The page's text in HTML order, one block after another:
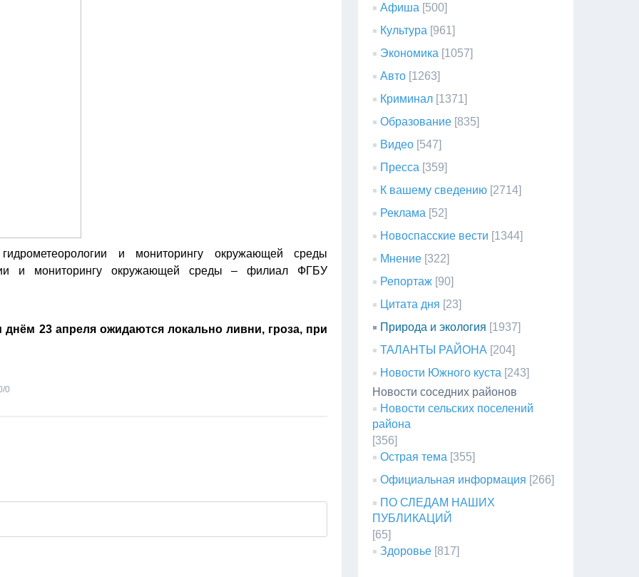
и мониторингу окружающей среды
и мониторингу окружающей среды – филиал ФГБУ
23 апреля ожидаются локально ливни, гроза, при
/0
Афиша [500]
Культура [961]
Экономика [1057]
Авто [1263]
Криминал [1371]
Образование [835]
Видео [547]
Пресса [359]
К вашему сведению [2714]
Реклама [52]
Новоспасские вести [1344]
Мнение [322]
Репортаж [90]
Цитата дня [23]
Природа и экология [1937]
ТАЛАНТЫ РАЙОНА [204]
Новости Южного куста [243]
Новости соседних районов
Новости сельских поселений
района
[356]
Острая тема [355]
Официальная информация [266]
ПО СЛЕДАМ НАШИХ
ПУБЛИКАЦИЙ
[65]
Здоровье [817]